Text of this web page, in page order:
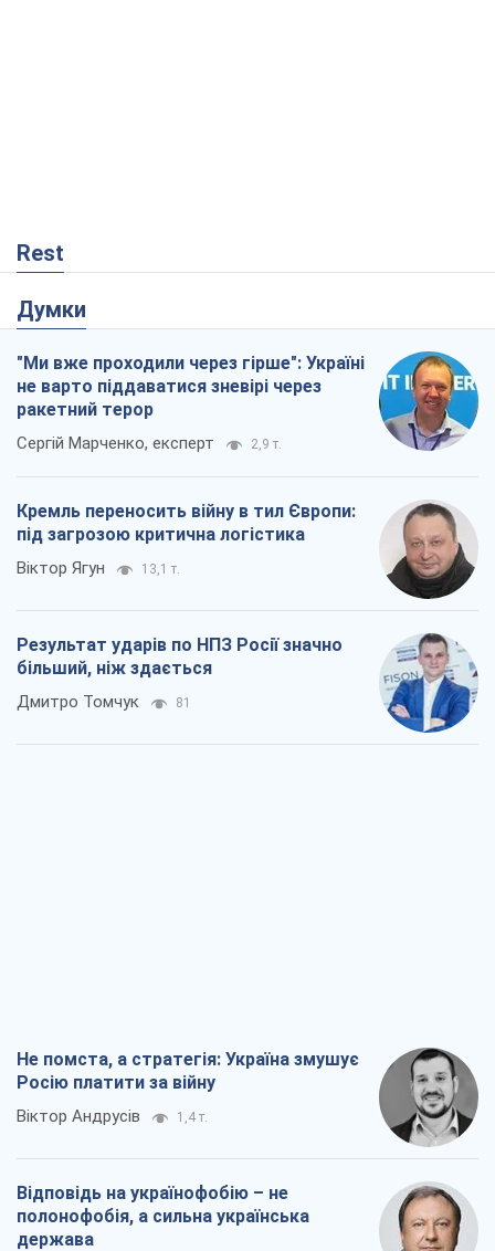
Rest
Думки
"Ми вже проходили через гірше": Україні
не варто піддаватися зневірі через
ракетний терор
Сергій Марченко, експерт 2,9 т.
Кремль переносить війну в тил Європи:
під загрозою критична логістика
Віктор Ягун 13,1 т.
Результат ударів по НПЗ Росії значно
більший, ніж здається
Дмитро Томчук 81
Не помста, а стратегія: Україна змушує
Росію платити за війну
Віктор Андрусів 1,4 т.
Відповідь на українофобію – не
полонофобія, а сильна українська
держава